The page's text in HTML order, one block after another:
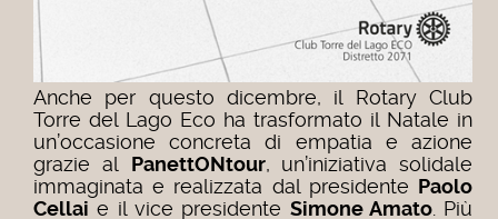
Anche per questo dicembre, il Rotary Club
Torre del Lago Eco ha trasformato il Natale in
un’occasione concreta di empatia e azione
grazie al PanettONtour, un’iniziativa solidale
immaginata e realizzata dal presidente Paolo
Cellai e il vice presidente Simone Amato. Più